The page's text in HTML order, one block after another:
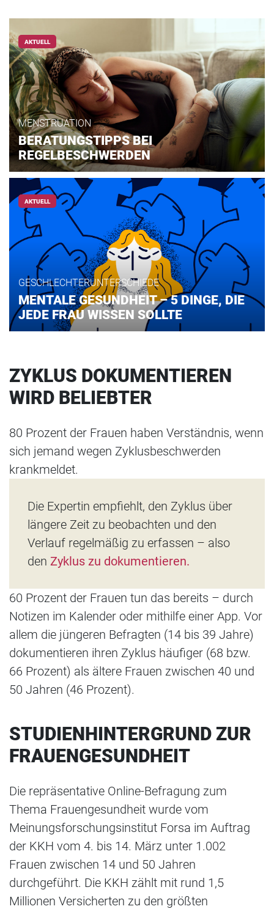
AKTUELL
MENSTRUATION
BERATUNGSTIPPS BEI
REGELBESCHWERDEN
AKTUELL
GESCHLECHTERUNTERSCHIEDE
MENTALE GESUNDHEIT – 5 DINGE, DIE
JEDE FRAU WISSEN SOLLTE
ZYKLUS DOKUMENTIEREN
WIRD BELIEBTER
80 Prozent der Frauen haben Verständnis, wenn
sich jemand wegen Zyklusbeschwerden
krankmeldet.
Die Expertin empfiehlt, den Zyklus über
längere Zeit zu beobachten und den
Verlauf regelmäßig zu erfassen – also
den Zyklus zu dokumentieren.
60 Prozent der Frauen tun das bereits – durch
Notizen im Kalender oder mithilfe einer App. Vor
allem die jüngeren Befragten (14 bis 39 Jahre)
dokumentieren ihren Zyklus häufiger (68 bzw.
66 Prozent) als ältere Frauen zwischen 40 und
50 Jahren (46 Prozent).
STUDIENHINTERGRUND ZUR
FRAUENGESUNDHEIT
Die repräsentative Online-Befragung zum
Thema Frauengesundheit wurde vom
Meinungsforschungsinstitut Forsa im Auftrag
der KKH vom 4. bis 14. März unter 1.002
Frauen zwischen 14 und 50 Jahren
durchgeführt. Die KKH zählt mit rund 1,5
Millionen Versicherten zu den größten